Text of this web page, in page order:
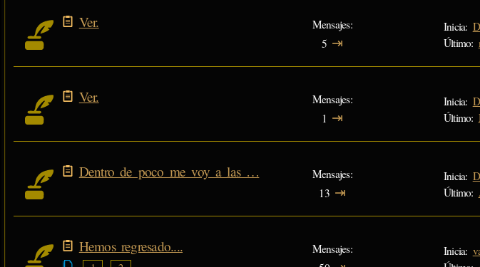
Ver.
Mensajes
5 ⇥
Inicia:
Último:
Ver.
Mensajes
1 ⇥
Inicia:
Último:
Dentro de poco me voy a las …
Mensajes
13 ⇥
Inicia:
Último:
Hemos regresado....
Mensajes
Inicia: